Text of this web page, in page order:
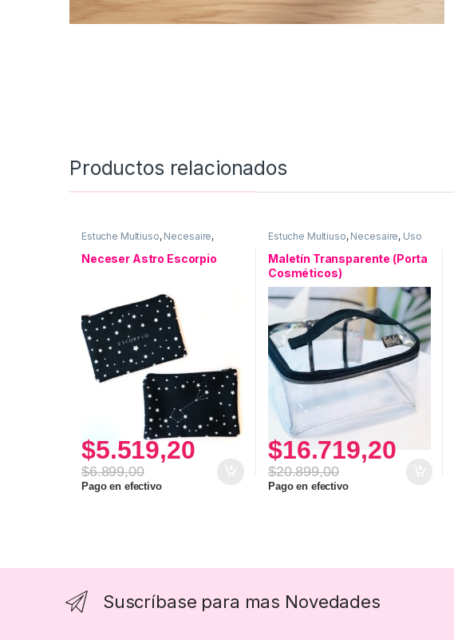
Productos relacionados
Estuche Multiuso, Necesaire,
Neceser Astro Escorpio
$5.519,20
$6.899,00
Pago en efectivo
Estuche Multiuso, Necesaire, Uso
Maletín Transparente (Porta
Cosméticos)
$16.719,20
$20.899,00
Pago en efectivo
Suscríbase para mas Novedades